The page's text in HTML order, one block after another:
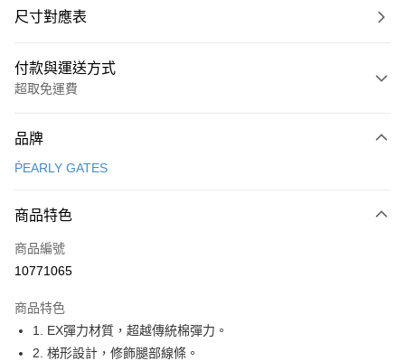
尺寸對應表
付款與運送方式
超取免運費
信用卡一次付款
LINE Pay
Apple Pay
悠遊付
大哥付你分期
品牌
ṔEARLY GATES
商品特色
商品編號
10771065
商品特色
1. EX彈力材質，超越傳統棉彈力。
2. 梯形設計，修飾腿部線條。